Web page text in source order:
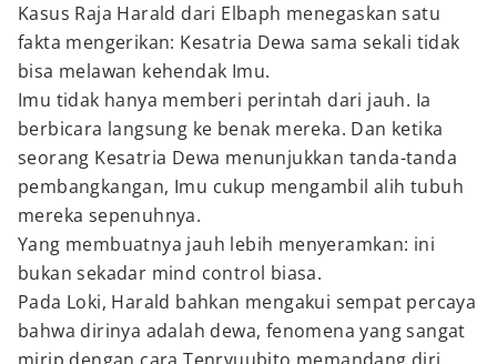
Kasus Raja Harald dari Elbaph menegaskan satu
fakta mengerikan: Kesatria Dewa sama sekali tidak
bisa melawan kehendak Imu.
Imu tidak hanya memberi perintah dari jauh. Ia
berbicara langsung ke benak mereka. Dan ketika
seorang Kesatria Dewa menunjukkan tanda-tanda
pembangkangan, Imu cukup mengambil alih tubuh
mereka sepenuhnya.
Yang membuatnya jauh lebih menyeramkan: ini
bukan sekadar mind control biasa.
Pada Loki, Harald bahkan mengakui sempat percaya
bahwa dirinya adalah dewa, fenomena yang sangat